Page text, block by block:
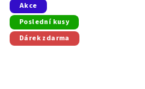
Akce
Poslední kusy
Dárek zdarma